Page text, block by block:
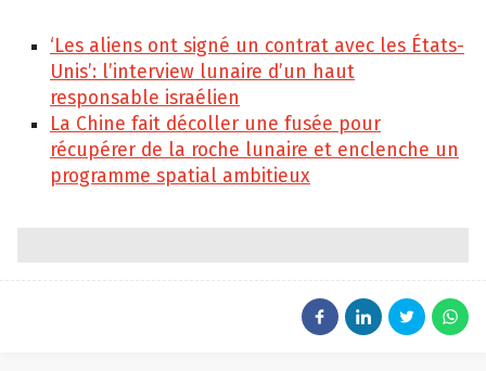
‘Les aliens ont signé un contrat avec les États-
Unis’: l’interview lunaire d’un haut
responsable israélien
La Chine fait décoller une fusée pour
récupérer de la roche lunaire et enclenche un
programme spatial ambitieux